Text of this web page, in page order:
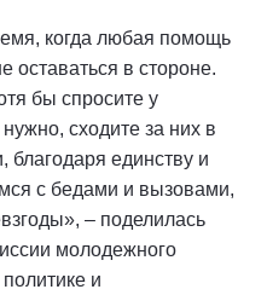
когда любая помощь
оставаться в стороне.
бы спросите у
сходите за них в
единству и
с бедами и вызовами,
– поделилась
молодежного
и